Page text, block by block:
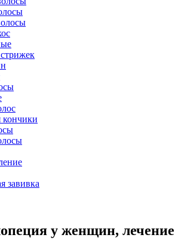
кончики
завивка
у женщин, лечение